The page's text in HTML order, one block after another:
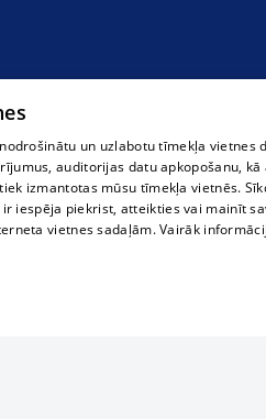
un uzlabotu tīmekļa
auditorijas datu apkopošanu,
izmantotas mūsu tīmekļa vietnēs.
iespēja piekrist, atteikties vai mainīt
vietnes sadaļām. Vairāk